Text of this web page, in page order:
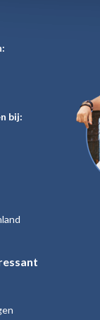
bij: